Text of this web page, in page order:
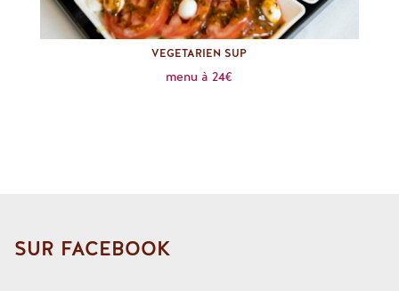
VEGETARIEN SUP
menu à 24€
SUR FACEBOOK